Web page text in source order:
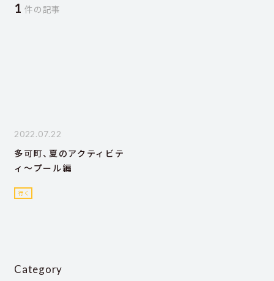
1 件の記事
2022.07.22
多可町、夏のアクティビテ
ィ～プール編
行く
Category